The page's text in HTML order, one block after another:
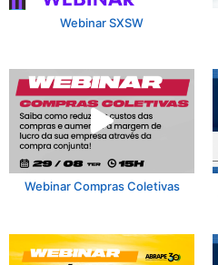
Webinar SXSW
Webinar Compras Coletivas